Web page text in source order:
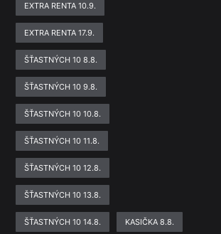
EXTRA RENTA 10.9.
EXTRA RENTA 17.9.
ŠŤASTNÝCH 10 8.8.
ŠŤASTNÝCH 10 9.8.
ŠŤASTNÝCH 10 10.8.
ŠŤASTNÝCH 10 11.8.
ŠŤASTNÝCH 10 12.8.
ŠŤASTNÝCH 10 13.8.
ŠŤASTNÝCH 10 14.8. KASIČKA 8.8.